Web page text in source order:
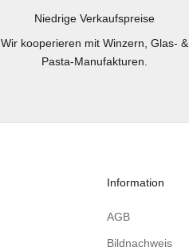
Niedrige Verkaufspreise
Wir kooperieren mit Winzern, Glas- &
Pasta-Manufakturen.
Information
AGB
Bildnachweis